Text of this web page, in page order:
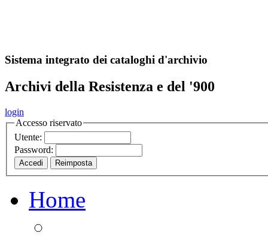
Sistema integrato dei cataloghi d'archivio
Archivi della Resistenza e del '900
login
Accesso riservato
Utente:
Password:
Home